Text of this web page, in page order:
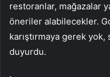
restoranlar, mağazalar
öneriler alabilecekler.
karıştırmaya gerek
duyurdu.